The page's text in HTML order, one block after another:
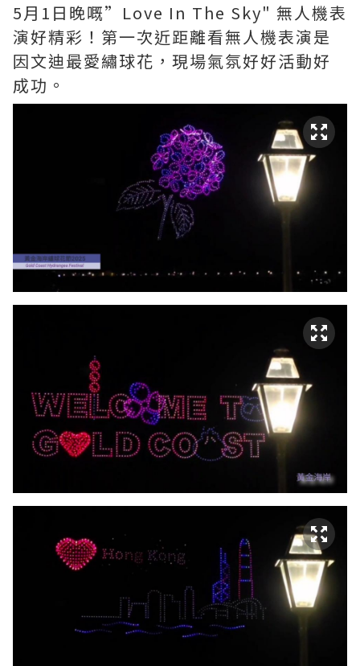
5月1日晚嘅”Love In The Sky" 無人機表
演好精彩！第一次近距離看無人機表演是
因文迪最愛繡球花，現場氣氛好好活動好
成功。